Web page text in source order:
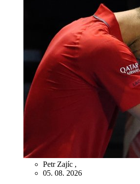
Petr Zajíc ,
05. 08. 2026